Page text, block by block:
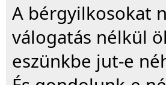
A bérgyilkosokat
válogatás nélkül
eszünkbe jut-e